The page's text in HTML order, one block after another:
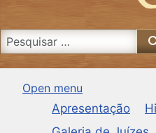
Open menu
Apresentação